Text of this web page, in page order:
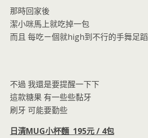
那時回家後
潔小咪馬上就吃掉一包
而且 每吃ㄧ個就high到不行的手舞足蹈
不過 我還是要提醒一下下
這款糖果 有一些些黏牙
刷牙 可能要勤些
日清MUG小杯麵 195元 / 4包